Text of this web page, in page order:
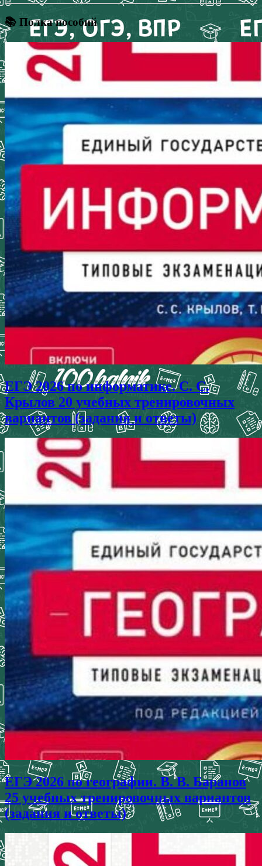
📚 Полка пособий
ЕГЭ 2026 по информатике. С. С.
Крылов 20 учебных тренировочных
вариантов (задания и ответы)
ЕГЭ 2026 по географии. В. В. Баранов
25 учебных тренировочных вариантов
(задания и ответы)